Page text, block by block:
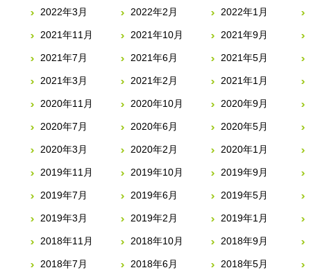
2022年3月 2022年2月 2022年1月
2021年11月 2021年10月 2021年9月
2021年7月 2021年6月 2021年5月
2021年3月 2021年2月 2021年1月
2020年11月 2020年10月 2020年9月
2020年7月 2020年6月 2020年5月
2020年3月 2020年2月 2020年1月
2019年11月 2019年10月 2019年9月
2019年7月 2019年6月 2019年5月
2019年3月 2019年2月 2019年1月
2018年11月 2018年10月 2018年9月
2018年7月 2018年6月 2018年5月